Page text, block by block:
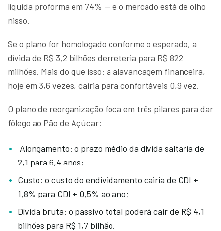
líquida proforma em 74% — e o mercado está de olho
nisso.
Se o plano for homologado conforme o esperado, a
dívida de R$ 3,2 bilhões derreteria para R$ 822
milhões. Mais do que isso: a alavancagem financeira,
hoje em 3,6 vezes, cairia para confortáveis 0,9 vez.
O plano de reorganização foca em três pilares para dar
fôlego ao Pão de Açúcar:
Alongamento: o prazo médio da dívida saltaria de
2,1 para 6,4 anos;
Custo: o custo do endividamento cairia de CDI +
1,8% para CDI + 0,5% ao ano;
Dívida bruta: o passivo total poderá cair de R$ 4,1
bilhões para R$ 1,7 bilhão.